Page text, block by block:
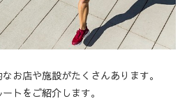
お店や施設がたくさんあります。
トをご紹介します。